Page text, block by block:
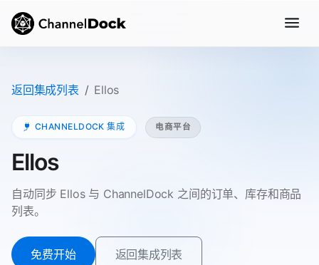
返回集成列表 Ellos
CHANNELDOCK 集成 电商平台
Ellos
自动同步 Ellos 与 ChannelDock 之间的订单、库存和商品
列表。
免费开始 返回集成列表